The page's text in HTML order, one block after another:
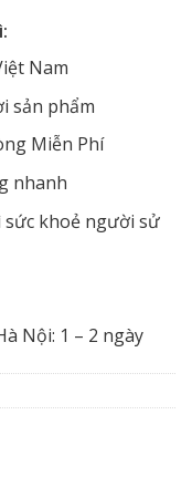
Nam
sản phẩm
Miễn Phí
nhanh
khoẻ người sử
Nội: 1 – 2 ngày